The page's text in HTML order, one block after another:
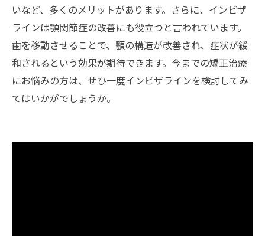
いなど、多くのメリットがあります。さらに、インビザ
ラインは顎関節症の改善にも役立つと言われています。
歯を移動させることで、顎の構造が改善され、症状が緩
和されるという効果が期待できます。今までの矯正治療
にお悩みの方は、ぜひ一度インビザラインを検討してみ
てはいかがでしょうか。